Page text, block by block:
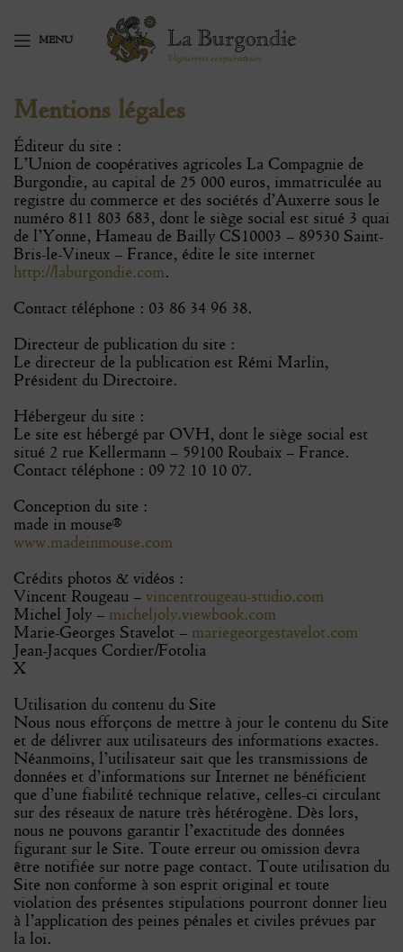
MENU
Mentions légales
Éditeur du site :
L’Union de coopératives agricoles La Compagnie de
Burgondie, au capital de 25 000 euros, immatriculée au
registre du commerce et des sociétés d’Auxerre sous le
numéro 811 803 683, dont le siège social est situé 3 quai
de l’Yonne, Hameau de Bailly CS10003 – 89530 Saint-
Bris-le-Vineux – France, édite le site internet
http://laburgondie.com.
Contact téléphone : 03 86 34 96 38.
Directeur de publication du site :
Le directeur de la publication est Rémi Marlin,
Président du Directoire.
Hébergeur du site :
Le site est hébergé par OVH, dont le siège social est
situé 2 rue Kellermann – 59100 Roubaix – France.
Contact téléphone : 09 72 10 10 07.
Conception du site :
made in mouse®
www.madeinmouse.com
Crédits photos & vidéos :
Vincent Rougeau –vincentrougeau-studio.com
Michel Joly – micheljoly.viewbook.com
Marie-Georges Stavelot – mariegeorgestavelot.com
Jean-Jacques Cordier/Fotolia
X
Utilisation du contenu du Site
Nous nous efforçons de mettre à jour le contenu du Site
et de délivrer aux utilisateurs des informations exactes.
Néanmoins, l’utilisateur sait que les transmissions de
données et d’informations sur Internet ne bénéficient
que d’une fiabilité technique relative, celles-ci circulant
sur des réseaux de nature très hétérogène. Dès lors,
nous ne pouvons garantir l’exactitude des données
figurant sur le Site. Toute erreur ou omission devra
être notifiée sur notre page contact. Toute utilisation du
Site non conforme à son esprit original et toute
violation des présentes stipulations pourront donner lieu
à l’application des peines pénales et civiles prévues par
la loi.